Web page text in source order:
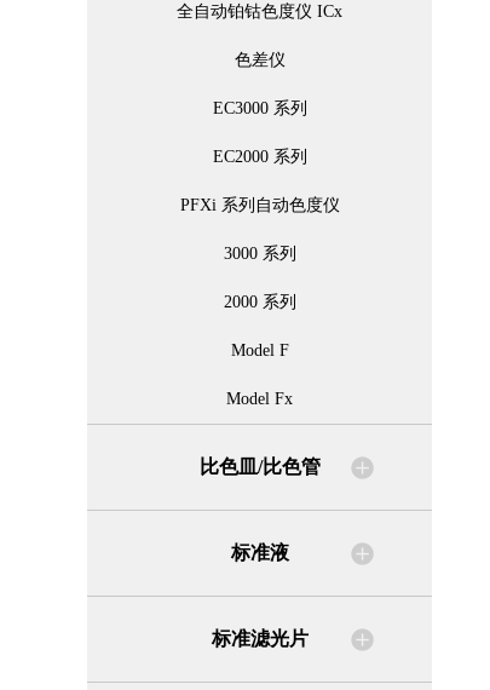
全自动铂钴色度仪 ICx
色差仪
EC3000 系列
EC2000 系列
PFXi 系列自动色度仪
3000 系列
2000 系列
Model F
Model Fx
比色皿/比色管
标准液
标准滤光片